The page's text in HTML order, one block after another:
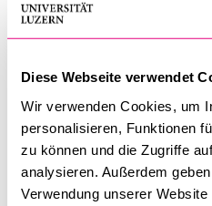
Diese Webseite verwendet
Wir verwenden Cookies, um
personalisieren, Funktionen
zu können und die Zugriffe
analysieren. Außerdem
Verwendung unserer
Weiterbildungsakademie
Inseliquai 10
6005 Luzern